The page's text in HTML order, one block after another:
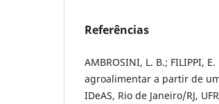
Referências
AMBROSINI, L. B.; FILIPPI,
agroalimentar a partir de
IDeAS, Rio de Janeiro/RJ,